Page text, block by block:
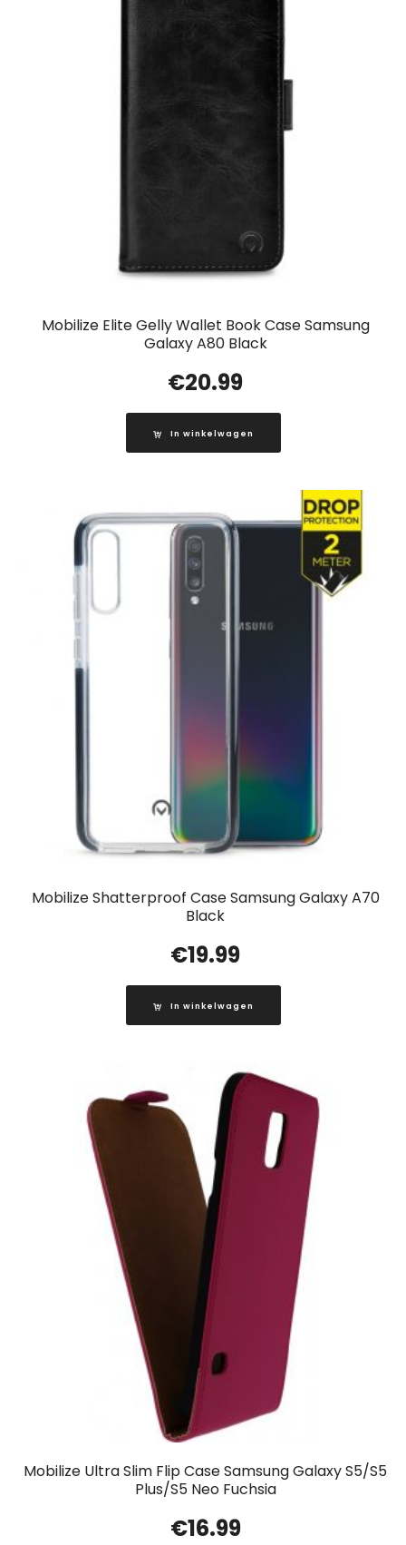
Mobilize Elite Gelly Wallet Book Case Samsung
Galaxy A80 Black
€20.99
In winkelwagen
Mobilize Shatterproof Case Samsung Galaxy A70
Black
€19.99
In winkelwagen
Mobilize Ultra Slim Flip Case Samsung Galaxy S5/S5
Plus/S5 Neo Fuchsia
€16.99